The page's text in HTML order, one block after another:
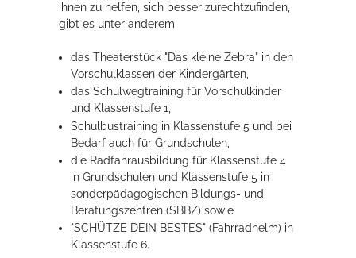
Spaß unter prickelnden Wasserfällen, das rauschende Meer im
Wellenbecken oder doch lieber die pure Entspannung auf der
Sprudelliege im Solebecken?
mehr dazu...
ihnen zu helfen, sich besser zurechtzufinden,
gibt es unter anderem
das Theaterstück "Das kleine Zebra" in den
Vorschulklassen der Kindergärten,
das Schulwegtraining für Vorschulkinder
und Klassenstufe 1,
Schulbustraining in Klassenstufe 5 und bei
Bedarf auch für Grundschulen,
die Radfahrausbildung für Klassenstufe 4
in Grundschulen und Klassenstufe 5 in
sonderpädagogischen Bildungs- und
Beratungszentren (SBBZ) sowie
"SCHÜTZE DEIN BESTES" (Fahrradhelm) in
Klassenstufe 6.